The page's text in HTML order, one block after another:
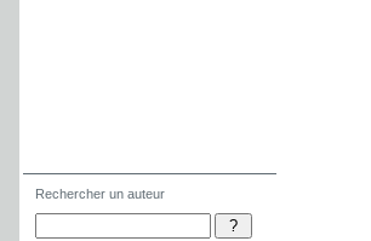
Rechercher un auteur